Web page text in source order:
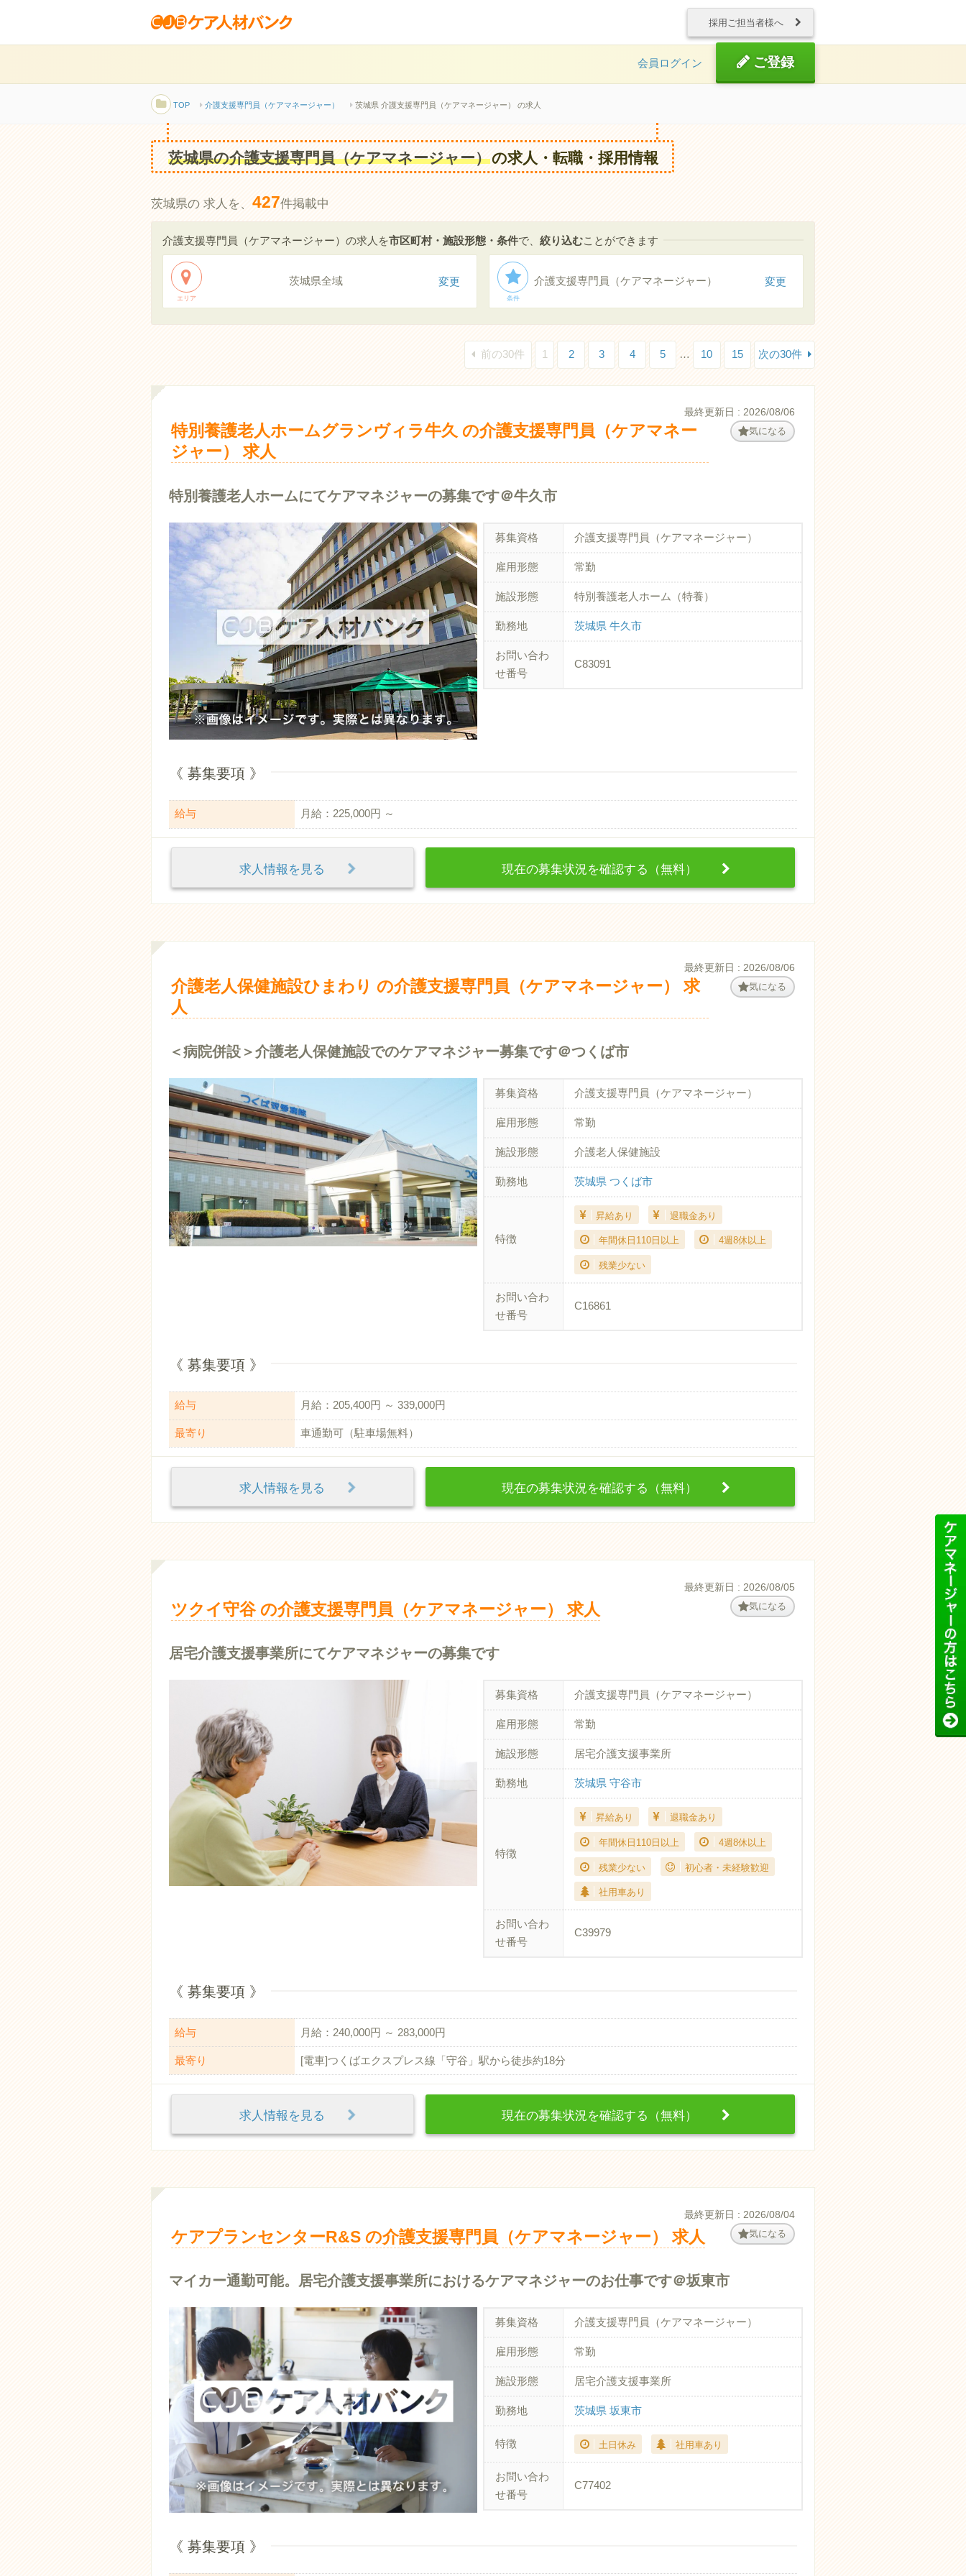
採用ご担当者様へ
会員ログイン ご登録
TOP 介護支援専門員（ケアマネージャー） 茨城県 介護支援専門員（ケアマネージャー） の求人
茨城県の介護支援専門員（ケアマネージャー）の求人・転職・採用情報
茨城県の 求人を、 427件掲載中
介護支援専門員（ケアマネージャー）の求人を市区町村・施設形態・条件で、 絞り込むことができます
エリア
茨城県全域 変更
条件
介護支援専門員（ケアマネージャー） 変更
前の30件 1 2 3 4 5 … 10 15 次の30件
最終更新日 : 2026/08/06
特別養護老人ホームグランヴィラ牛久 の介護支援専門員（ケアマネー
ジャー） 求人
気になる
特別養護老人ホームにてケアマネジャーの募集です＠牛久市
募集資格 介護支援専門員（ケアマネージャー）
雇用形態 常勤
施設形態 特別養護老人ホーム（特養）
勤務地 茨城県 牛久市
お問い合わ
せ番号
C83091
《 募集要項 》
給与 月給：225,000円 ～
求人情報を見る 現在の募集状況を確認する（無料）
最終更新日 : 2026/08/06
介護老人保健施設ひまわり の介護支援専門員（ケアマネージャー） 求
人
気になる
＜病院併設＞介護老人保健施設でのケアマネジャー募集です＠つくば市
募集資格 介護支援専門員（ケアマネージャー）
雇用形態 常勤
施設形態 介護老人保健施設
勤務地 茨城県 つくば市
特徴
昇給あり 退職金あり
年間休日110日以上 4週8休以上
残業少ない
お問い合わ
せ番号
C16861
《 募集要項 》
給与 月給：205,400円 ～ 339,000円
最寄り 車通勤可（駐車場無料）
求人情報を見る 現在の募集状況を確認する（無料）
最終更新日 : 2026/08/05
ツクイ守谷 の介護支援専門員（ケアマネージャー） 求人 気になる
居宅介護支援事業所にてケアマネジャーの募集です
募集資格 介護支援専門員（ケアマネージャー）
雇用形態 常勤
施設形態 居宅介護支援事業所
勤務地 茨城県 守谷市
特徴
昇給あり 退職金あり
年間休日110日以上 4週8休以上
残業少ない 初心者・未経験歓迎
社用車あり
お問い合わ
せ番号
C39979
《 募集要項 》
給与 月給：240,000円 ～ 283,000円
最寄り [電車]つくばエクスプレス線「守谷」駅から徒歩約18分
求人情報を見る 現在の募集状況を確認する（無料）
最終更新日 : 2026/08/04
ケアプランセンターR&S の介護支援専門員（ケアマネージャー） 求人 気になる
マイカー通勤可能。居宅介護支援事業所におけるケアマネジャーのお仕事です＠坂東市
募集資格 介護支援専門員（ケアマネージャー）
雇用形態 常勤
施設形態 居宅介護支援事業所
勤務地 茨城県 坂東市
特徴 土日休み 社用車あり
お問い合わ
せ番号
C77402
《 募集要項 》